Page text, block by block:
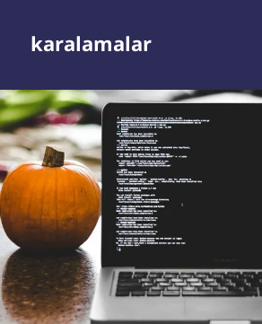
karalamalar